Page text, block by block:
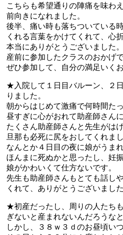
こちらも希望通りの陣痛を味わ
前向きになれました。
後半、痛い時も落ちついている
くれる言葉をかけてくれて、心
本当にありがとうございました。
産前に参加したクラスのおかげ
ぜひ参加して、自分の満足いく
★入院して１日目バルーン、２
りました。
朝からはじめて激痛で何時間た
昼すぎに心がおれて助産師さん
たくさん助産師さんと先生がは
旦那も必死に尻をおしてくれまし
なんとか４日目の夜に娘がうまれ
ほんまに死ぬかと思ったし、妊
娘がかわいくて仕方ないです。
先生も助産師さんもとても話し
くれて、ありがとうございました
★初産だったし、周りの人たち
ぎないと産まれないんだろうな
しかし、３８ｗ３ｄのお昼頃い